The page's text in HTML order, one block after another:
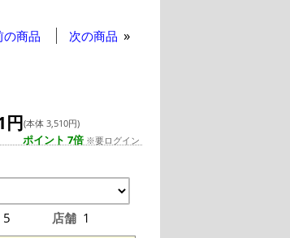
の商品 次の商品
円(本体 3,510円)
ポイント 7倍 ※要ログイン
5 店舗 1